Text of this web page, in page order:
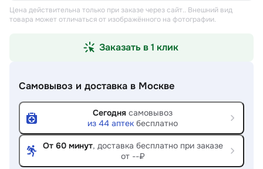
Цена действительна только при заказе через сайт.. Внешний вид
товара может отличаться от изображённого на фотографии.
Заказать в 1 клик
Самовывоз и доставка в Москве
Сегодня самовывоз
из 44 аптек бесплатно
От 60 минут, доставка бесплатно при заказе
от --₽